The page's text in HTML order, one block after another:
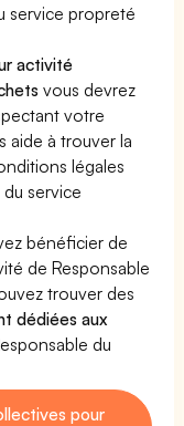
service propreté
activité
vous devrez
votre
aide à trouver la
légales
service
bénéficier de
de Responsable
trouver des
dédiées aux
du
pour